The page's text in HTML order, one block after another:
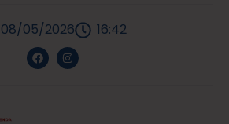
08/05/2026 16:42